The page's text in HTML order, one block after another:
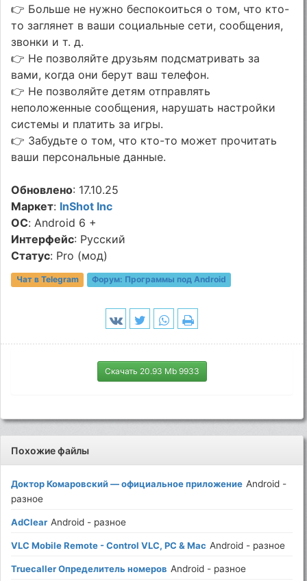
👉 Больше не нужно беспокоиться о том, что кто-
то заглянет в ваши социальные сети, сообщения,
звонки и т. д.
👉 Не позволяйте друзьям подсматривать за
вами, когда они берут ваш телефон.
👉 Не позволяйте детям отправлять
неположенные сообщения, нарушать настройки
системы и платить за игры.
👉 Забудьте о том, что кто-то может прочитать
ваши персональные данные.
Обновлено: 17.10.25
Маркет: InShot Inc
ОС: Android 6 +
Интерфейс: Русский
Статус: Pro (мод)
Чат в Telegram Форум: Программы под Android
Скачать 20.93 Mb 9933
Похожие файлы
Доктор Комаровский — официальное приложение Android -
разное
AdClear Android - разное
VLC Mobile Remote - Control VLC, PC & Mac Android - разное
Truecaller Определитель номеров Android - разное